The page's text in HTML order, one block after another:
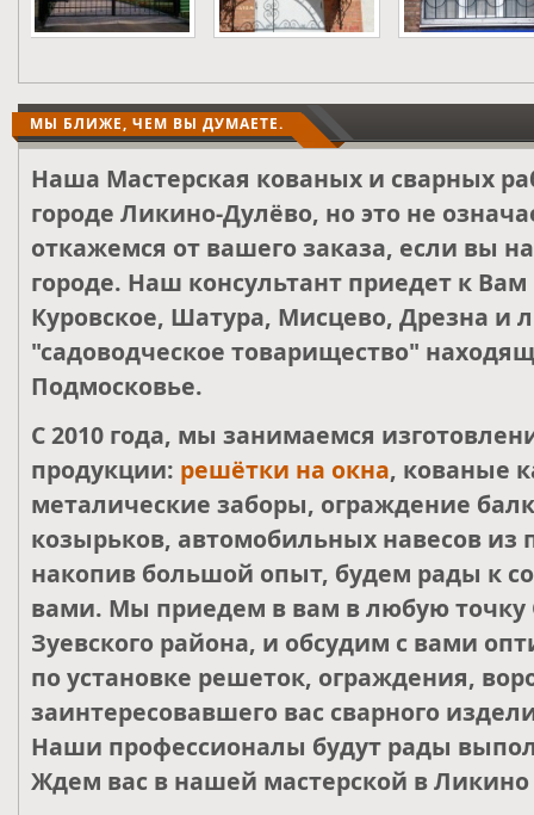
МЫ БЛИЖЕ, ЧЕМ ВЫ ДУМАЕТЕ.
Наша Мастерская кованых и сварных
городе Ликино-Дулёво, но это не
откажемся от вашего заказа, если вы
городе. Наш консультант приедет к
Куровское, Шатура, Мисцево, Дрезна и
"садоводческое товарищество"
Подмосковье.
С 2010 года, мы занимаемся
продукции: решётки на окна, кованые
металические заборы, ограждение
козырьков, автомобильных навесов из
накопив большой опыт, будем рады к
вами. Мы приедем в вам в любую точку
Зуевского района, и обсудим с вами
по установке решеток, ограждения,
заинтересовавшего вас сварного
Наши профессионалы будут рады
Ждем вас в нашей мастерской в Ликино